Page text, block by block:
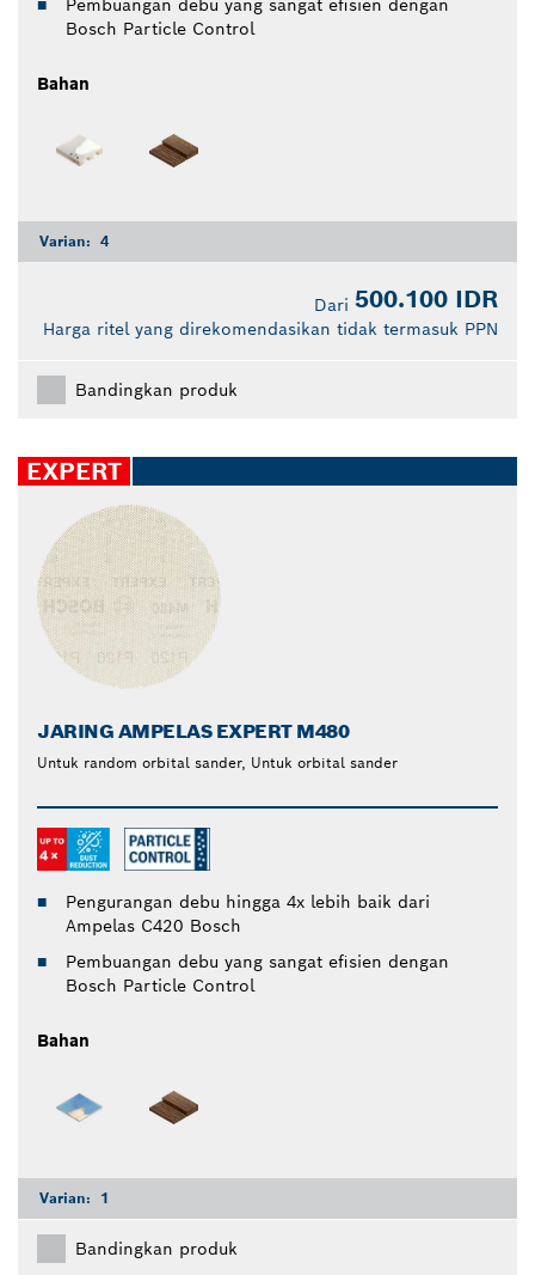
Pembuangan debu yang sangat efisien dengan
Bosch Particle Control
Bahan
Varian: 4
Dari 500.100 IDR
Harga ritel yang direkomendasikan tidak termasuk PPN
Bandingkan produk
EXPERT
JARING AMPELAS EXPERT M480
Untuk random orbital sander, Untuk orbital sander
Pengurangan debu hingga 4x lebih baik dari
Ampelas C420 Bosch
Pembuangan debu yang sangat efisien dengan
Bosch Particle Control
Bahan
Varian: 1
Bandingkan produk